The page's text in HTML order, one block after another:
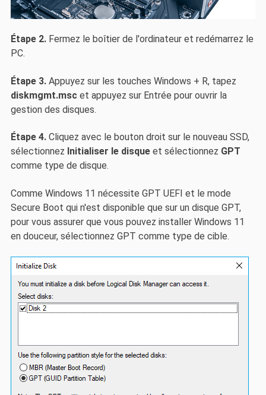
Étape 2.Fermez le boîtier de l'ordinateur et redémarrez le
PC.
Étape 3.Appuyez sur les touches Windows + R, tapez
diskmgmt.msc et appuyez sur Entrée pour ouvrir la
gestion des disques.
Étape 4.Cliquez avec le bouton droit sur le nouveau SSD,
sélectionnez Initialiser le disqueet sélectionnez GPT
comme type de disque.
Comme Windows 11 nécessite GPT UEFI et le mode
Secure Boot qui n'est disponible que sur un disque GPT,
pour vous assurer que vous pouvez installer Windows 11
en douceur, sélectionnez GPT comme type de cible.